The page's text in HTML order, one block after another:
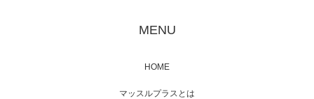
映画「メカバース」舞台挨拶へマッスルプラ
MENU
HOME
マッスルプラスとは